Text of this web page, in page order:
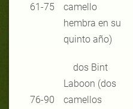
61-75
camello
hembra en su
quinto año)
76-90
dos Bint
Laboon (dos
camellos